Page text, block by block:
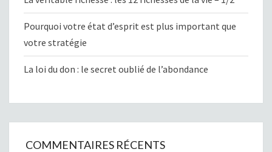
Pourquoi votre état d’esprit est plus important que
votre stratégie
La loi du don : le secret oublié de l’abondance
COMMENTAIRES RÉCENTS